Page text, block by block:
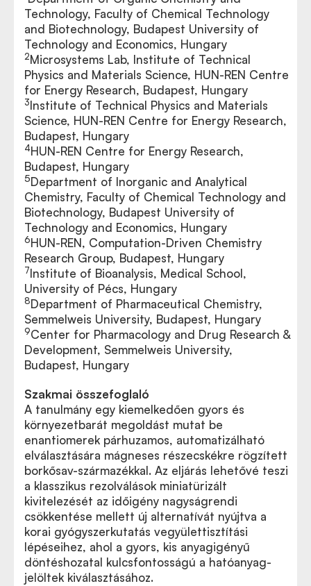
Technology, Faculty of Chemical Technology
and Biotechnology, Budapest University of
Technology and Economics, Hungary
2Microsystems Lab, Institute of Technical
Physics and Materials Science, HUN-REN Centre
for Energy Research, Budapest, Hungary
3Institute of Technical Physics and Materials
Science, HUN-REN Centre for Energy Research,
Budapest, Hungary
4HUN-REN Centre for Energy Research,
Budapest, Hungary
5Department of Inorganic and Analytical
Chemistry, Faculty of Chemical Technology and
Biotechnology, Budapest University of
Technology and Economics, Hungary
6HUN-REN, Computation-Driven Chemistry
Research Group, Budapest, Hungary
7Institute of Bioanalysis, Medical School,
University of Pécs, Hungary
8Department of Pharmaceutical Chemistry,
Semmelweis University, Budapest, Hungary
9Center for Pharmacology and Drug Research &
Development, Semmelweis University,
Budapest, Hungary
Szakmai összefoglaló
A tanulmány egy kiemelkedően gyors és
környezetbarát megoldást mutat be
enantiomerek párhuzamos, automatizálható
elválasztására mágneses részecskékre rögzített
borkősav-származékkal. Az eljárás lehetővé teszi
a klasszikus rezolválások miniatürizált
kivitelezését az időigény nagyságrendi
csökkentése mellett új alternatívát nyújtva a
korai gyógyszerkutatás vegyülettisztítási
lépéseihez, ahol a gyors, kis anyagigényű
döntéshozatal kulcsfontosságú a hatóanyag-
jelöltek kiválasztásához.